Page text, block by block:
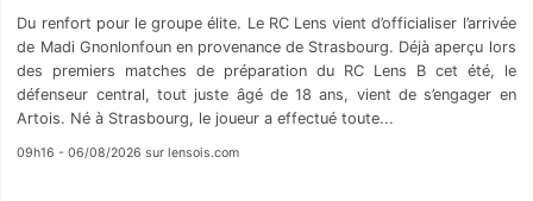
Du renfort pour le groupe élite. Le RC Lens vient d’officialiser l’arrivée
de Madi Gnonlonfoun en provenance de Strasbourg. Déjà aperçu lors
des premiers matches de préparation du RC Lens B cet été, le
défenseur central, tout juste âgé de 18 ans, vient de s’engager en
Artois. Né à Strasbourg, le joueur a effectué toute...
09h16 - 06/08/2026 sur lensois.com